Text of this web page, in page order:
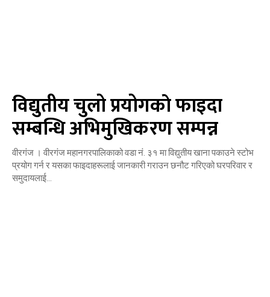
विद्युतीय चुलो प्रयोगकाे फाइदा
सम्बन्धि अभिमुखिकरण सम्पन्न
वीरगंज । वीरगंज महानगरपालिकाको वडा नं. ३१ मा विद्युतीय खाना पकाउने स्टोभ
प्रयोग गर्न र यसका फाइदाहरूलाई जानकारी गराउन छनौट गरिएको घरपरिवार र
समुदायलाई...